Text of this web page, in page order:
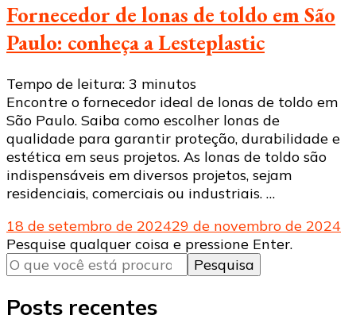
Fornecedor de lonas de toldo em São
Paulo: conheça a Lesteplastic
Tempo de leitura: 3 minutos
Encontre o fornecedor ideal de lonas de toldo em
São Paulo. Saiba como escolher lonas de
qualidade para garantir proteção, durabilidade e
estética em seus projetos. As lonas de toldo são
indispensáveis em diversos projetos, sejam
residenciais, comerciais ou industriais. …
18 de setembro de 202429 de novembro de 2024
Procurando
algo?
Pesquise qualquer coisa e pressione Enter.
Posts recentes